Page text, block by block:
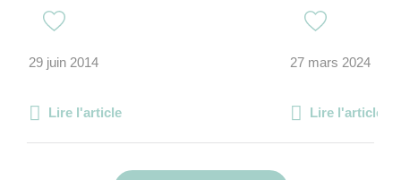
29 juin 2014
Lire l'article
27 mars 2024
Lire l'article